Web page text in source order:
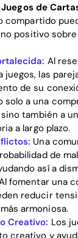
Juegos de
compartido
positivo
Al
juegos, las
de su
solo a una
también a
a largo plazo.
Una
de
así a
fomentar una
reducir
armoniosa.
Creativo: Los
creativo y